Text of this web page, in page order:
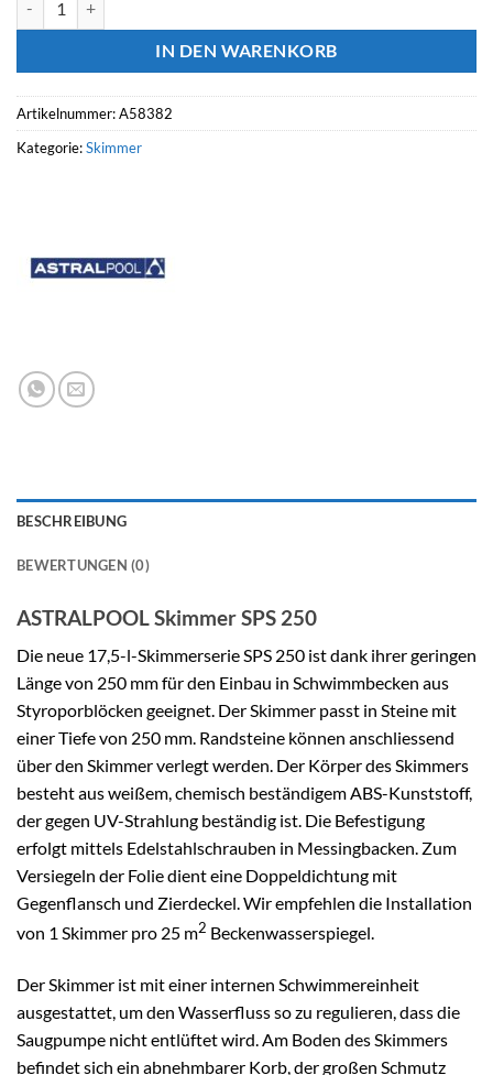
IN DEN WARENKORB
Artikelnummer:A58382
Kategorie:Skimmer
BESCHREIBUNG
BEWERTUNGEN (0)
ASTRALPOOL Skimmer SPS 250
Die neue 17,5-l-Skimmerserie SPS 250 ist dank ihrer geringen
Länge von 250 mm für den Einbau in Schwimmbecken aus
Styroporblöcken geeignet. Der Skimmer passt in Steine mit
einer Tiefe von 250 mm. Randsteine können anschliessend
über den Skimmer verlegt werden. Der Körper des Skimmers
besteht aus weißem, chemisch beständigem ABS-Kunststoff,
der gegen UV-Strahlung beständig ist. Die Befestigung
erfolgt mittels Edelstahlschrauben in Messingbacken. Zum
Versiegeln der Folie dient eine Doppeldichtung mit
Gegenflansch und Zierdeckel. Wir empfehlen die Installation
von 1 Skimmer pro 25 m2 Beckenwasserspiegel.
Der Skimmer ist mit einer internen Schwimmereinheit
ausgestattet, um den Wasserfluss so zu regulieren, dass die
Saugpumpe nicht entlüftet wird. Am Boden des Skimmers
befindet sich ein abnehmbarer Korb, der großen Schmutz